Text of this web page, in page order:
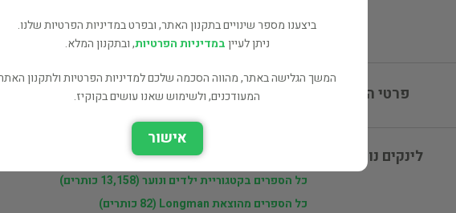
פרטי המוכר יורי דיקשטיין
לינקים נוספים
ספרים נוספים למכירה של יורי דיקשטיין (3,019 כותרים)
כל הספרים בקטגוריית ילדים ונוער (13,158 כותרים)
כל הספרים מהוצאת Longman (82 כותרים)
ביצענו מספר שינויים בתקנון האתר, ובפרט במדיניות הפרטיות שלנו.
ניתן לעייןבמדיניות הפרטיות, ובתקנון המלא.
המשך הגלישה באתר, מהווה הסכמה שלכם למדיניות הפרטיות ולתקנון
המעודכנים, ולשימוש שאנו עושים בקוקיז.
אישור